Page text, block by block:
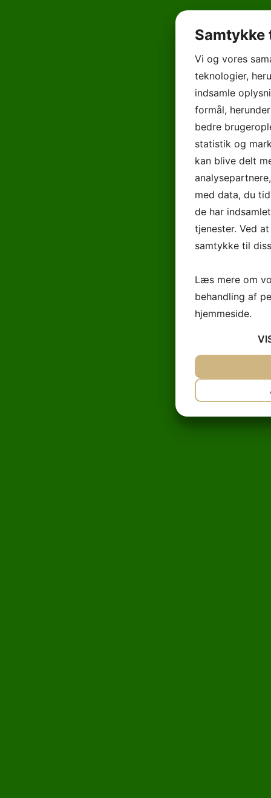
Vi og vores
teknologier,
indsamle
formål,
bedre
statistik og
kan blive delt
med data, du
de har
tjenester. Ved
samtykke til
Læs mere om
behandling af
hjemmeside.